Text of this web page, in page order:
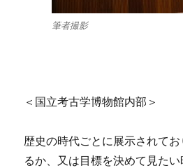
筆者撮影
＜国立考古学博物館内部＞
歴史の時代ごとに展示されて
るか、又は目標を決めて見た